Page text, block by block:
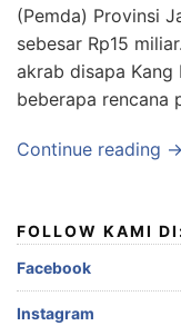
(Pemda) Provinsi
sebesar Rp15
akrab disapa Kang
beberapa rencana
Continue reading →
FOLLOW KAMI
Facebook
Instagram